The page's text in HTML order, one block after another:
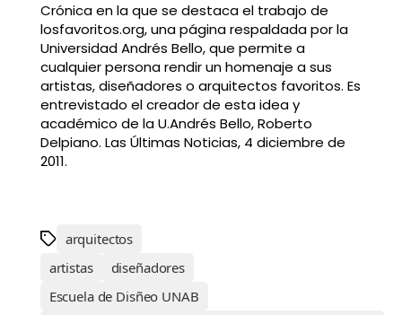
Crónica en la que se destaca el trabajo de
losfavoritos.org, una página respaldada por la
Universidad Andrés Bello, que permite a
cualquier persona rendir un homenaje a sus
artistas, diseñadores o arquitectos favoritos. Es
entrevistado el creador de esta idea y
académico de la U.Andrés Bello, Roberto
Delpiano. Las Últimas Noticias, 4 diciembre de
2011.
arquitectos
artistas
diseñadores
Escuela de Disñeo UNAB